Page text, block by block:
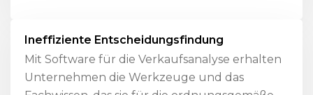
Ineffiziente Entscheidungsfindung
Mit Software für die Verkaufsanalyse erhalten
Unternehmen die Werkzeuge und das